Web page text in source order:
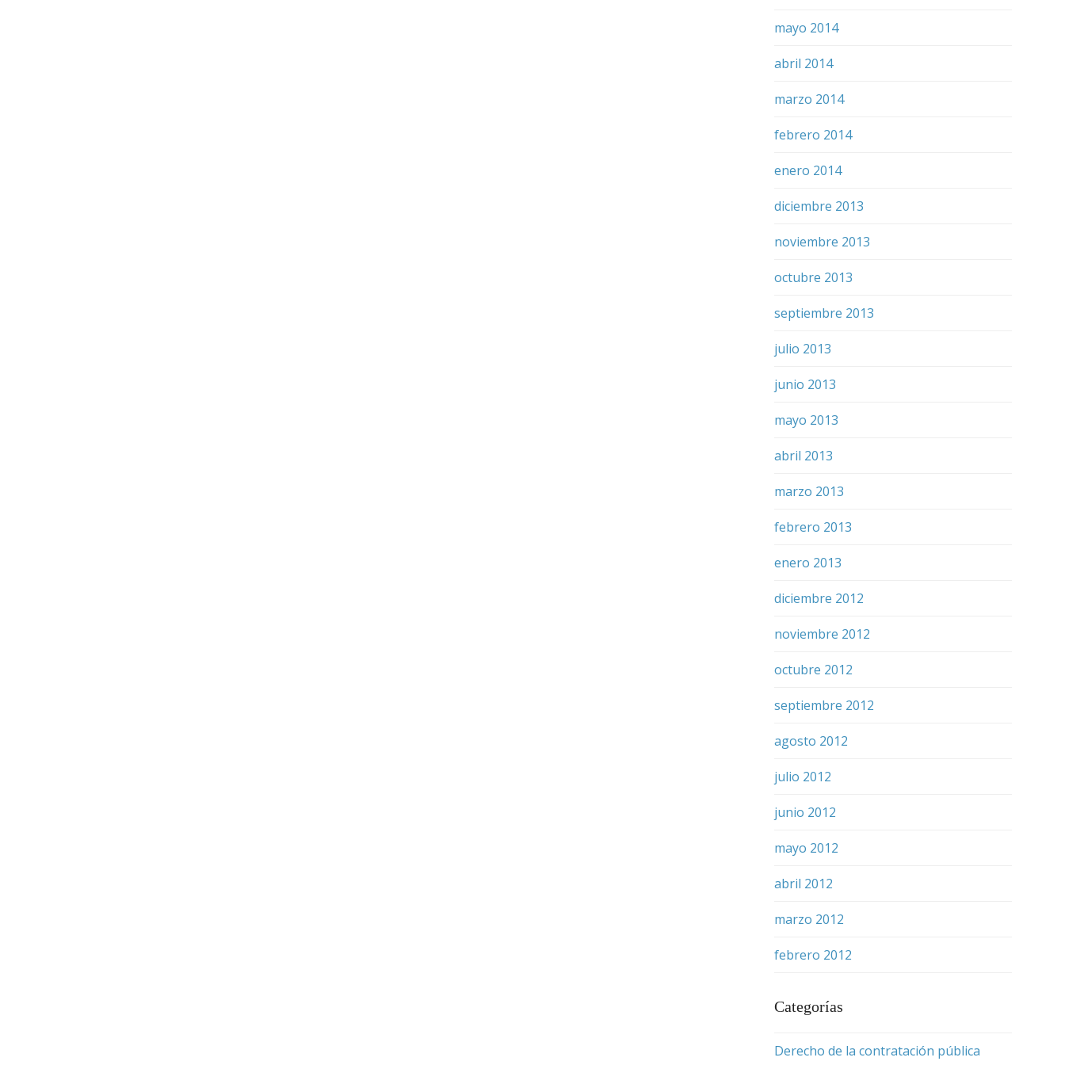
mayo 2014
abril 2014
marzo 2014
febrero 2014
enero 2014
diciembre 2013
noviembre 2013
octubre 2013
septiembre 2013
julio 2013
junio 2013
mayo 2013
abril 2013
marzo 2013
febrero 2013
enero 2013
diciembre 2012
noviembre 2012
octubre 2012
septiembre 2012
agosto 2012
julio 2012
junio 2012
mayo 2012
abril 2012
marzo 2012
febrero 2012
Categorías
Derecho de la contratación pública